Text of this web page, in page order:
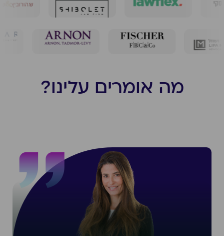
מה אומרים עלינו?